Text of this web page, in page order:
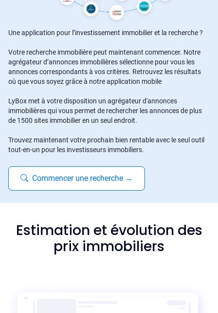
Une application pour l’investissement immobilier et la recherche ?
Votre recherche immobilière peut maintenant commencer. Notre
agrégateur d’annonces immobilières sélectionne pour vous les
annonces correspondants à vos critères. Retrouvez les résultats
où que vous soyez grâce à notre application mobile
LyBox met à votre disposition un agrégateur d'annonces
immobilières qui vous permet de rechercher les annonces de plus
de 1500 sites immobilier en un seul endroit.
Trouvez maintenant votre prochain bien rentable avec le seul outil
tout-en-un pour les investisseurs immobiliers.
Commencer une recherche →
Estimation et évolution des
prix immobiliers